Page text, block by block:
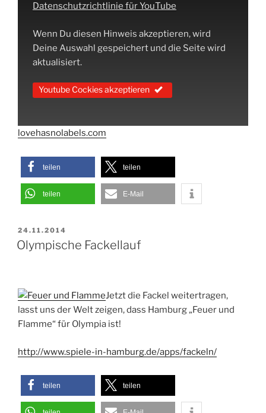
Datenschutzrichtlinie für YouTube
Wenn Du diesen Hinweis akzeptieren, wird
Deine Auswahl gespeichert und die Seite wird
aktualisiert.
Youtube Cockies akzeptieren
lovehasnolabels.com
teilen teilen
teilen E-Mail
VERÖFFENTLICHT
AM
24.11.2014
Olympische Fackellauf
Jetzt die Fackel weitertragen,
lasst uns der Welt zeigen, dass Hamburg „Feuer und
Flamme“ für Olympia ist!
http://www.spiele-in-hamburg.de/apps/fackeln/
teilen teilen